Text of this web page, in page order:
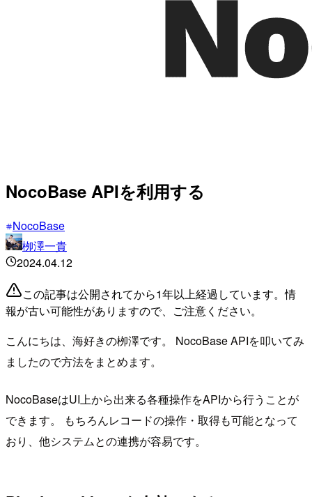
NocoBase APIを利用する
NocoBase
栁澤一貴
2024.04.12
この記事は公開されてから1年以上経過しています。情
報が古い可能性がありますので、ご注意ください。
こんにちは、海好きの栁澤です。 NocoBase APIを叩いてみ
ましたので方法をまとめます。
NocoBaseはUI上から出来る各種操作をAPIから行うことが
できます。 もちろんレコードの操作・取得も可能となって
おり、他システムとの連携が容易です。